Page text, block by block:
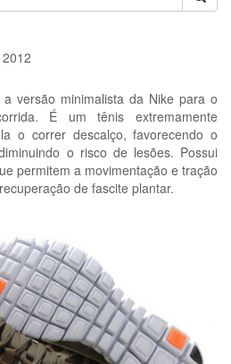
versão minimalista da Nike para o
É um tênis extremamente
o correr descalço, favorecendo o
o risco de lesões. Possui
permitem a movimentação e tração
de fascite plantar.